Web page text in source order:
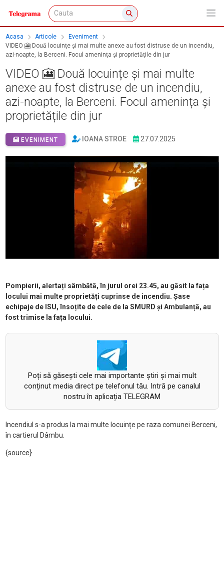
Acasa Articole
Eveniment
VIDEO 🎦 Două locuințe și mai multe anexe au fost distruse de un incendiu,
azi-noapte, la Berceni. Focul amenința și proprietățile din jur
VIDEO 🎦 Două locuințe și mai multe
anexe au fost distruse de un incendiu,
azi-noapte, la Berceni. Focul amenința și
proprietățile din jur
EVENIMENT IOANA STROE 27.07.2025
Pompierii, alertați sâmbătă, în jurul orei 23.45, au găsit la fața
locului mai multe proprietăți cuprinse de incendiu. Șase
echipaje de ISU, însoțite de cele de la SMURD și Ambulanță, au
fost trimise la fața locului.
Poți să găsești cele mai importante știri și mai mult
conținut media direct pe telefonul tău. Intră pe canalul
nostru în aplicația TELEGRAM
Incendiul s-a produs la mai multe locuințe pe raza comunei Berceni,
în cartierul Dâmbu.
{source}